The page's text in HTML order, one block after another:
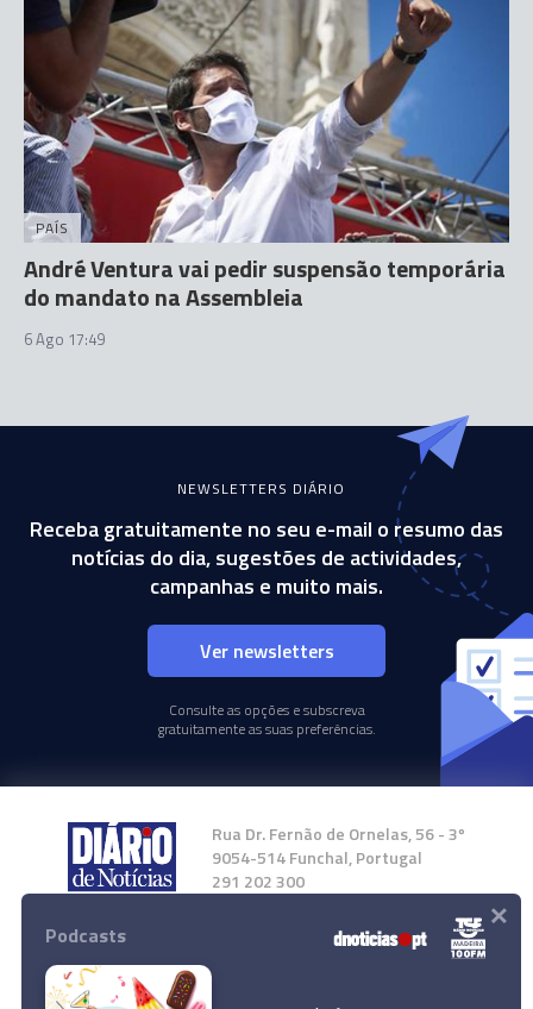
PAÍS
André Ventura vai pedir suspensão temporária
do mandato na Assembleia
6 Ago 17:49
NEWSLETTERS DIÁRIO
Receba gratuitamente no seu e-mail o resumo das
notícias do dia, sugestões de actividades,
campanhas e muito mais.
Ver newsletters
Consulte as opções e subscreva
gratuitamente as suas preferências.
Rua Dr. Fernão de Ornelas, 56 - 3º
9054-514 Funchal, Portugal
291 202 300
Instale a nossa App
Podcasts ×